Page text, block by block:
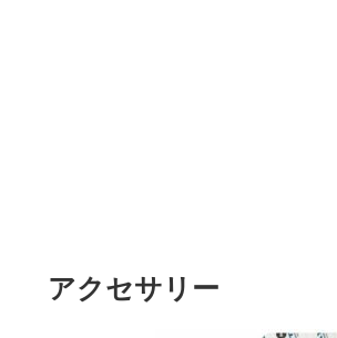
アクセサリー